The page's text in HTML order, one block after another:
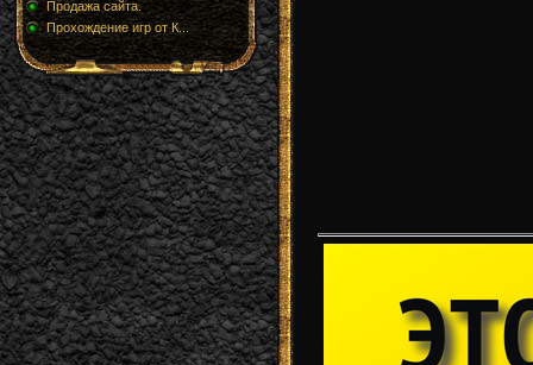
Продажа сайта.
Прохождение игр от К...